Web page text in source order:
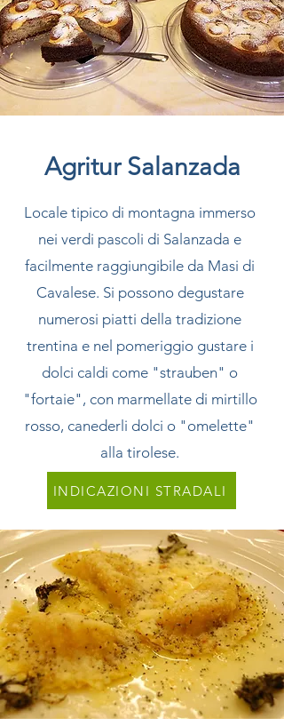
Agritur Salanzada
Locale tipico di montagna immerso
nei verdi pascoli di Salanzada e
facilmente raggiungibile da Masi di
Cavalese. Si possono degustare
numerosi piatti della tradizione
trentina e nel pomeriggio gustare i
dolci caldi come "strauben" o
"fortaie", con marmellate di mirtillo
rosso, canederli dolci o "omelette"
alla tirolese.
INDICAZIONI STRADALI